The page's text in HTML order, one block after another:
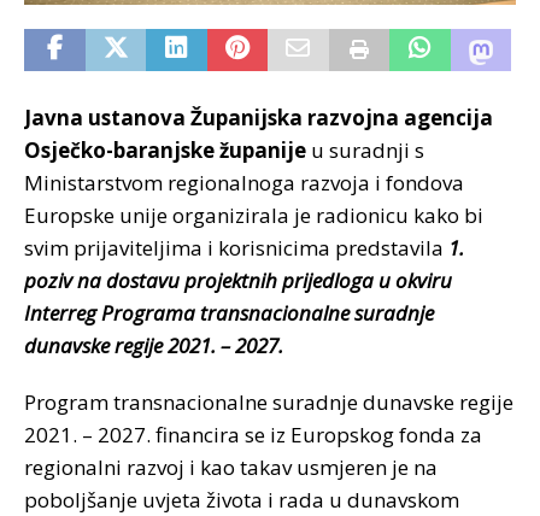
Javna ustanova Županijska razvojna agencija
Osječko-baranjske županije u suradnji s
Ministarstvom regionalnoga razvoja i fondova
Europske unije organizirala je radionicu kako bi
svim prijaviteljima i korisnicima predstavila 1.
poziv na dostavu projektnih prijedloga u okviru
Interreg Programa transnacionalne suradnje
dunavske regije 2021. – 2027.
Program transnacionalne suradnje dunavske regije
2021. – 2027. financira se iz Europskog fonda za
regionalni razvoj i kao takav usmjeren je na
poboljšanje uvjeta života i rada u dunavskom